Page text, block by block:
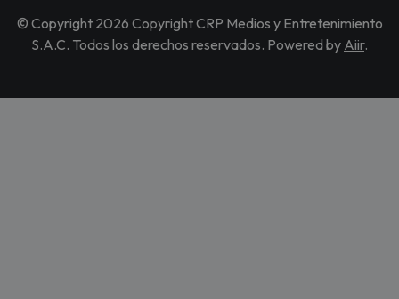
© Copyright 2026 Copyright CRP Medios y Entretenimiento
S.A.C. Todos los derechos reservados. Powered by Aiir.